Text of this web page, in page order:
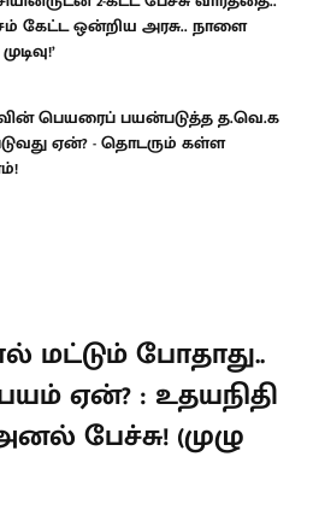
கேட்ட ஒன்றிய அரசு.. நாளை
பெயரைப் பயன்படுத்த த.வெ.க
ஏன்? - தொடரும் கள்ள
மட்டும் போதாது..
ஏன்? : உதயநிதி
பேச்சு! (முழு